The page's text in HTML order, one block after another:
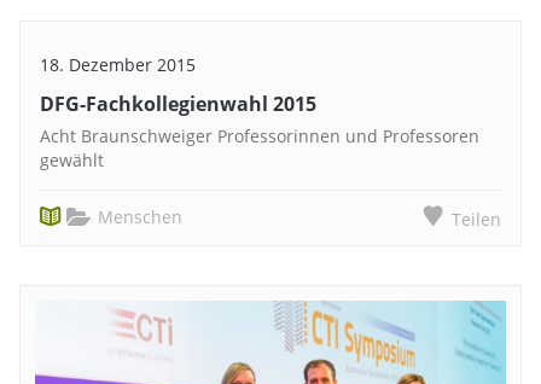
18. Dezember 2015
DFG-Fachkollegienwahl 2015
Acht Braunschweiger Professorinnen und Professoren
gewählt
Menschen Teilen